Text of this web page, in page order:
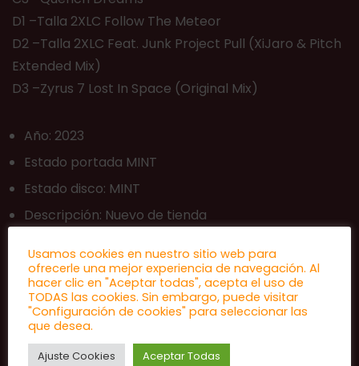
D1 –Talla 2XLC Follow The Meteor
D2 –Talla 2XLC Feat. Junk Project Pull (XiJaro & Pitch
Extended Mix)
D3 –Zyrus 7 Lost In Space (Original Mix)
Año: 2023
Estado portada MINT
Estado disco: MINT
Descripción: Nuevo de tienda
Usamos cookies en nuestro sitio web para
ofrecerle una mejor experiencia de navegación. Al
hacer clic en "Aceptar todas", acepta el uso de
TODAS las cookies. Sin embargo, puede visitar
"Configuración de cookies" para seleccionar las
que desea.
Ajuste Cookies Aceptar Todas